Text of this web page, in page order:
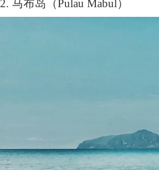
2. 马布岛（Pulau Mabul）